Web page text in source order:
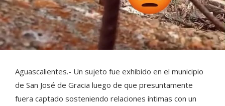
Aguascalientes.- Un sujeto fue exhibido en el municipio
de San José de Gracia luego de que presuntamente
fuera captado sosteniendo relaciones íntimas con un